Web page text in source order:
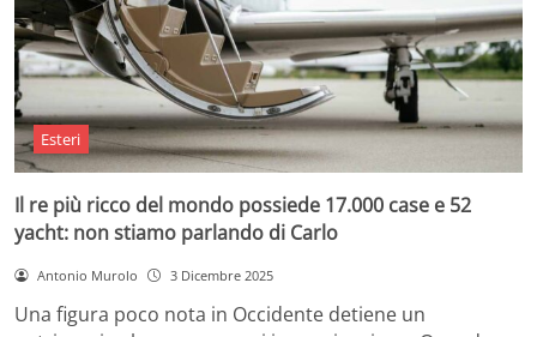
Esteri
Il re più ricco del mondo possiede 17.000 case e 52
yacht: non stiamo parlando di Carlo
Antonio Murolo 3 Dicembre 2025
Una figura poco nota in Occidente detiene un